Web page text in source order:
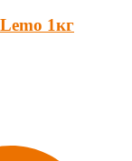
1кг